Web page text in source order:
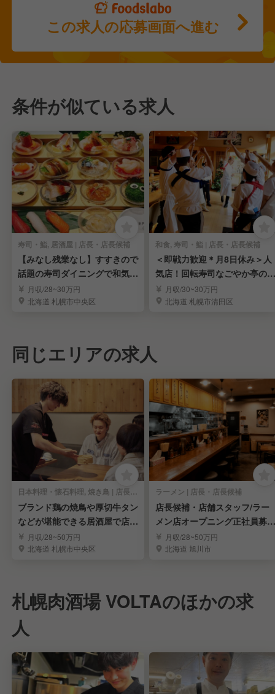
この求人の応募画面へ進む
条件が似ている求人
寿司・鮨, 居酒屋 | 店長・店長候補
【みなし残業なし】すすきので
話題の寿司ダイニングで和気あ
いあいと働く！
月収/28~30万円
北海道 札幌市中央区
和食, 寿司・鮨 | 店長・店長候補
＜即戦力歓迎＊月8日休み＞人
気店！回転寿司なごやか亭の幹
部候補を募集／高給
月収/30~30万円
北海道 札幌市清田区
同じエリアの求人
日本料理・懐石料理, 焼き鳥 | 店長・店長候補
ブランド鶏の焼鳥や厚切牛タン
などが堪能できる居酒屋で店
長・店長候補
月収/28~50万円
北海道 札幌市中央区
ラーメン | 店長・店長候補
店長候補・店舗スタッフ/ラー
メン店オープニング正社員募
集！月収/28~50万円
北海道 旭川市
札幌肉酒場 VOLTAのほかの求
人